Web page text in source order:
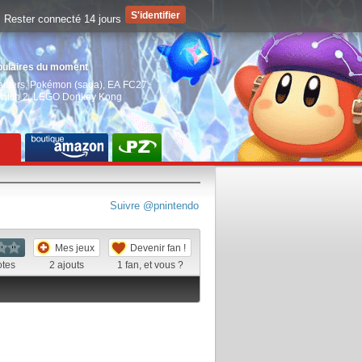
du moment
, Pokémon (saga) EA FC27,
2,LEGO Donkey Kong
Suivre @pnintendo
Mes jeux
2 ajouts
Devenir fan !
1 fan, et vous ?
Rester connecté 14 jours